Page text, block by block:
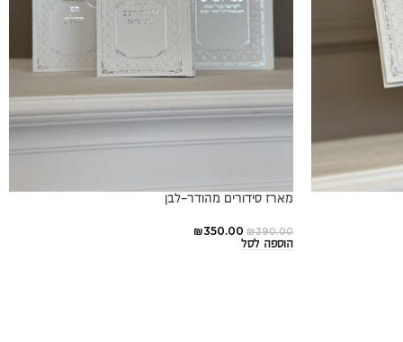
מארז סידורים מהודר-לבן
₪390.00
₪350.00
הוספה לסל